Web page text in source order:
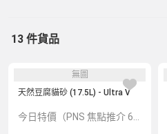
13 件貨品
無圖
天然豆腐貓砂 (17.5L) - Ultra V